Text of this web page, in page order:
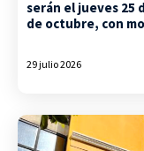
serán el jueves 25
de octubre, con
29 julio 2026